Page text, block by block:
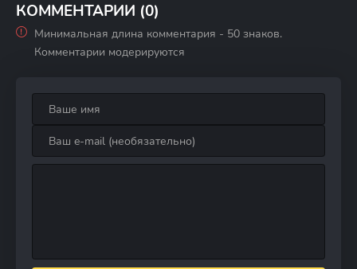
КОММЕНТАРИИ (0)
Минимальная длина комментария - 50 знаков.
Комментарии модерируются